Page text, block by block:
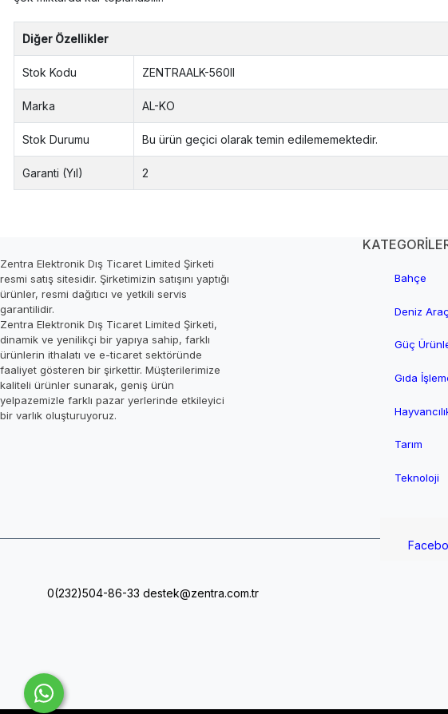
Diğer Özellikler
Stok Kodu ZENTRAALK-560II
Marka AL-KO
Stok Durumu Bu ürün geçici olarak temin edilememektedir.
Garanti (Yıl) 2
Zentra Elektronik Dış Ticaret Limited Şirketi
resmi satış sitesidir. Şirketimizin satışını yaptığı
ürünler, resmi dağıtıcı ve yetkili servis
garantilidir.
Zentra Elektronik Dış Ticaret Limited Şirketi,
dinamik ve yenilikçi bir yapıya sahip, farklı
ürünlerin ithalatı ve e-ticaret sektöründe
faaliyet gösteren bir şirkettir. Müşterilerimize
kaliteli ürünler sunarak, geniş ürün
yelpazemizle farklı pazar yerlerinde etkileyici
bir varlık oluşturuyoruz.
Bahçe
Deniz
Güç
Gıda
Tarım
Teknoloji
0(232)504-86-33 destek@zentra.com.tr